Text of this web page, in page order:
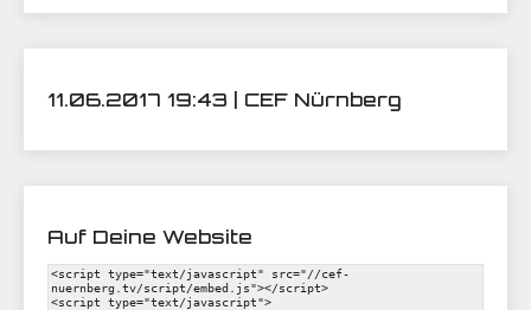
11.06.2017 19:43 | CEF Nürnberg
Auf Deine Website